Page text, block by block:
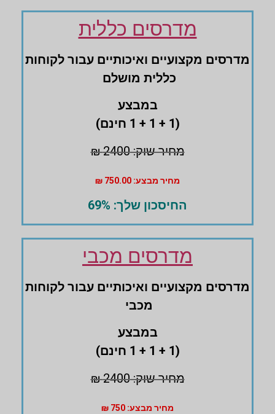
מדרסים כללית
מדרסים ‏מקצועיים ‏ואיכותיים עבור לקוחות
‏כללית מושלם
במבצע
(1 + 1 + 1 חינם)
מחיר שוק: 2400 ₪
מחיר מבצע: 750.00 ₪
החיסכון שלך: 69%
מדרסים מכבי
מדרסים ‏מקצועיים ואיכותיים עבור לקוחות
מכבי
במבצע
(1 + 1 + 1 חינם)
מחיר שוק: 2400 ₪
מחיר מבצע: 750 ₪